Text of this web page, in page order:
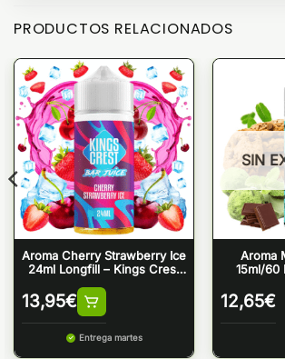
PRODUCTOS RELACIONADOS
Aroma Cherry Strawberry Ice
24ml Longfill – Kings Crest
13,95€
Entrega martes
SIN
Aroma
15ml/60
12,65€